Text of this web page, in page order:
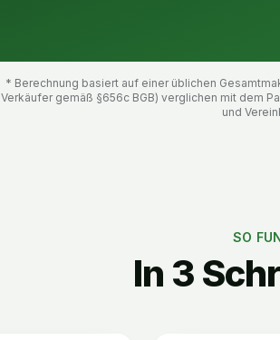
* Berechnung basiert auf einer üblichen
Verkäufer gemäß §656c BGB) verglichen mit dem
und
SO
In 3